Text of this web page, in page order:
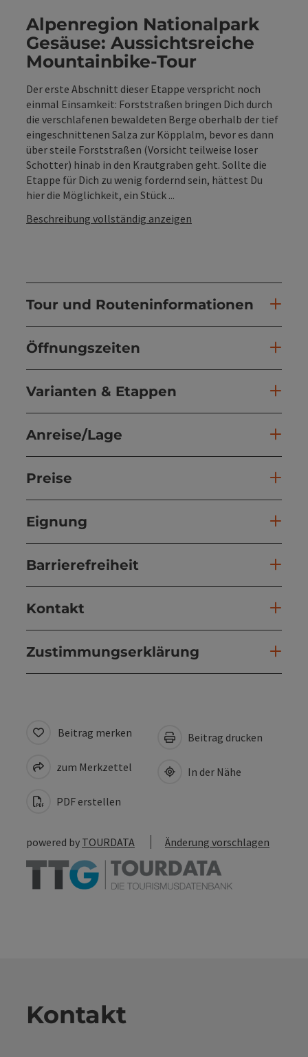
Alpenregion Nationalpark
Gesäuse: Aussichtsreiche
Mountainbike-Tour
Der erste Abschnitt dieser Etappe verspricht noch
einmal Einsamkeit: Forststraßen bringen Dich durch
die verschlafenen bewaldeten Berge oberhalb der tief
eingeschnittenen Salza zur Köpplalm, bevor es dann
über steile Forststraßen (Vorsicht teilweise loser
Schotter) hinab in den Krautgraben geht. Sollte die
Etappe für Dich zu wenig fordernd sein, hättest Du
hier die Möglichkeit, ein Stück ...
Beschreibung vollständig anzeigen
Tour und Routeninformationen
Öffnungszeiten
Varianten & Etappen
Anreise/Lage
Preise
Eignung
Barrierefreiheit
Kontakt
Zustimmungserklärung
Beitrag merken
zum Merkzettel
PDF erstellen
Beitrag drucken
In der Nähe
powered by TOURDATA Änderung vorschlagen
Kontakt